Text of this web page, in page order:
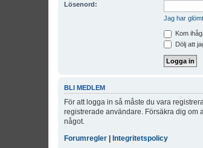
Lösenord:
Jag har
Kom
Dölj att
BLI MEDLEM
För att logga in så måste du vara
registrerade användare. Försäkra dig om
något.
Forumregler | Integritetspolicy